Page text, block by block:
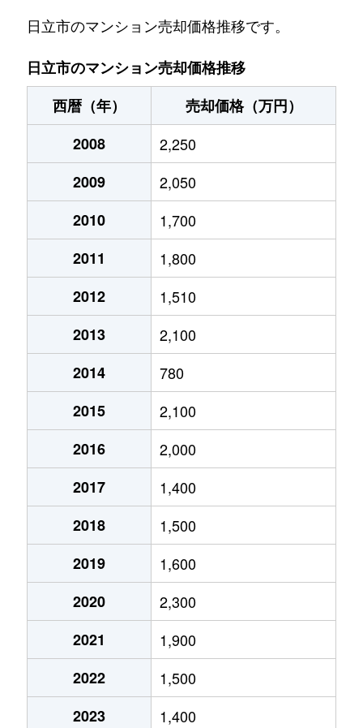
日立市のマンション売却価格推移です。
日立市のマンション売却価格推移
西暦（年）
売却価格（万円）
2008
2,250
2009
2,050
2010
1,700
2011
1,800
2012
1,510
2013
2,100
2014
780
2015
2,100
2016
2,000
2017
1,400
2018
1,500
2019
1,600
2020
2,300
2021
1,900
2022
1,500
2023
1,400